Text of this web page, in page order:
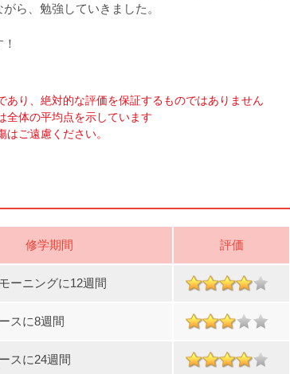
ら、勉強していきました。
り、絶対的な評価を保証するものではありません
全体の平均点を示しています
ご遠慮ください。
修学期間 評価
ーニングに12週間
スに8週間
スに24週間